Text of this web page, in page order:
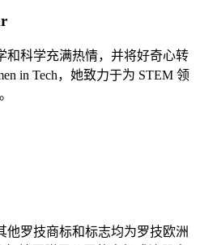
和科学充满热情，并将好奇心转
in Tech，她致力于为 STEM 领
他罗技商标和标志均为罗技欧洲